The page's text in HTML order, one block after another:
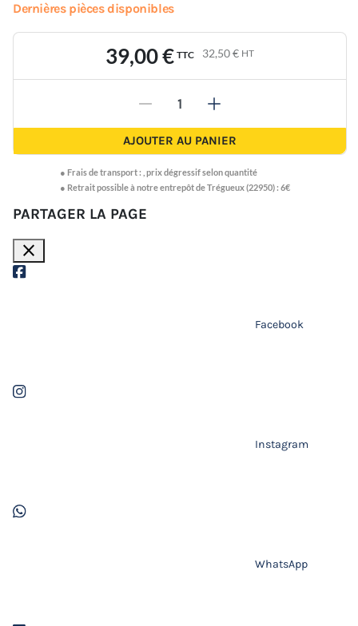
Dernières pièces disponibles
39,00 € TTC 32,50 € HT
- +
AJOUTER AU PANIER
● Frais de transport : prix dégressif selon quantité
● Retrait possible à notre entrepôt de Trégueux (22950) : 6€
PARTAGER LA PAGE
close
Facebook
Instagram
WhatsApp